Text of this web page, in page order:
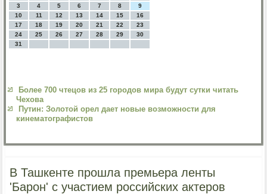
3
4 5 6 7 8
9
10
11 12 13 14 15
16
17
18 19 20 21 22
23
24
25 26 27 28 29
30
31
Более 700 чтецов из 25 городов мира будут сутки читать
Чехова
Путин: Золотой орел дает новые возможности для
кинематографистов
В Ташкенте прошла премьера ленты
'Барон' с участием российских актеров